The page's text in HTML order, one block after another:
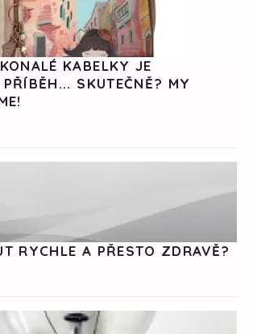
KABELKY JE
PŘÍBĚH... SKUTEČNĚ? MY
RYCHLE A PŘESTO ZDRAVĚ?